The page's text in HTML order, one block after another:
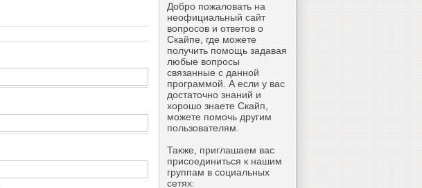
Добро пожаловать на
неофициальный сайт
вопросов и ответов о
Скайпе, где можете
получить помощь задавая
любые вопросы
связанные с данной
программой. А если у вас
достаточно знаний и
хорошо знаете Скайп,
можете помочь другим
пользователям.
Также, приглашаем вас
присоединиться к нашим
группам в социальных
сетях: